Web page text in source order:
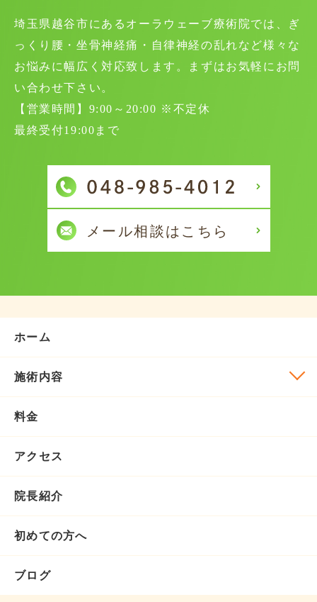
埼玉県越谷市にあるオーラウェーブ療術院では、ぎ
っくり腰・坐骨神経痛・自律神経の乱れなど様々な
お悩みに幅広く対応致します。まずはお気軽にお問
い合わせ下さい。
【営業時間】9:00～20:00 ※不定休
最終受付19:00まで
ホーム
施術内容
料金
アクセス
院長紹介
初めての方へ
ブログ